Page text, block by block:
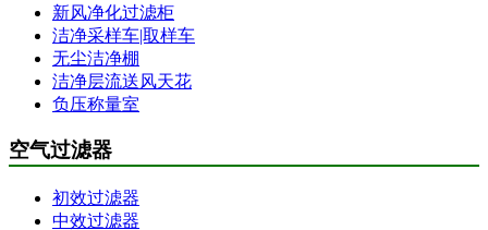
新风净化过滤柜
洁净采样车|取样车
无尘洁净棚
洁净层流送风天花
负压称量室
空气过滤器
初效过滤器
中效过滤器